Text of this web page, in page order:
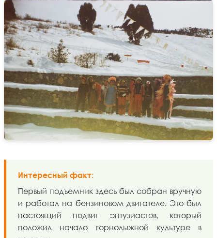
Интересный факт:
Первый подъемник здесь был собран вручную
и работал на бензиновом двигателе. Это был
настоящий подвиг энтузиастов, который
положил начало горнолыжной культуре в